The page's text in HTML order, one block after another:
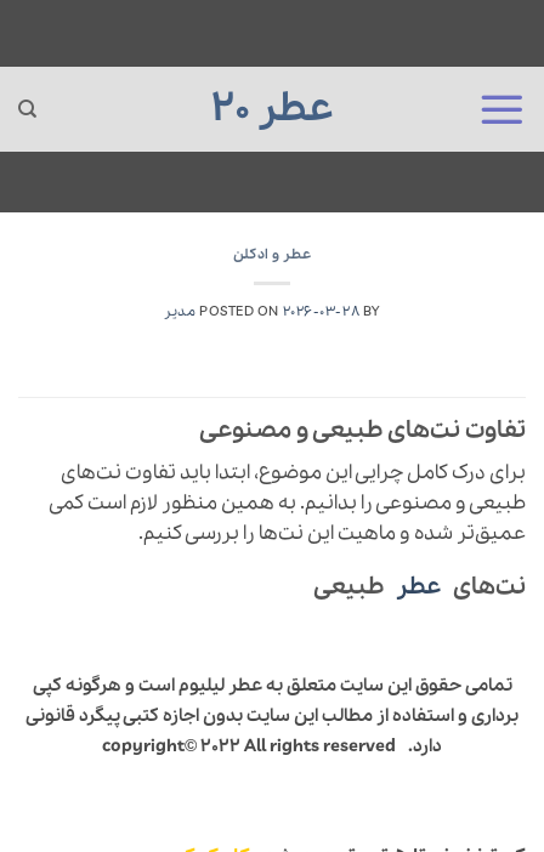
عطر 20
عطر و ادکلن
POSTED ON 2026-03-28BY مدیر
تفاوت نت‌های طبیعی و مصنوعی
برای درک کامل چرایی این موضوع، ابتدا باید تفاوت نت‌های
طبیعی و مصنوعی را بدانیم. به همین منظور لازم است کمی
عمیق‌تر شده و ماهیت این نت‌ها را بررسی کنیم.
نت‌های عطر طبیعی
تمامی حقوق این سایت متعلق به عطر لیلیوم است و هرگونه کپی
برداری و استفاده از مطالب این سایت بدون اجازه کتبی پیگرد قانونی
دارد. copyright© 2022 All rights reserved